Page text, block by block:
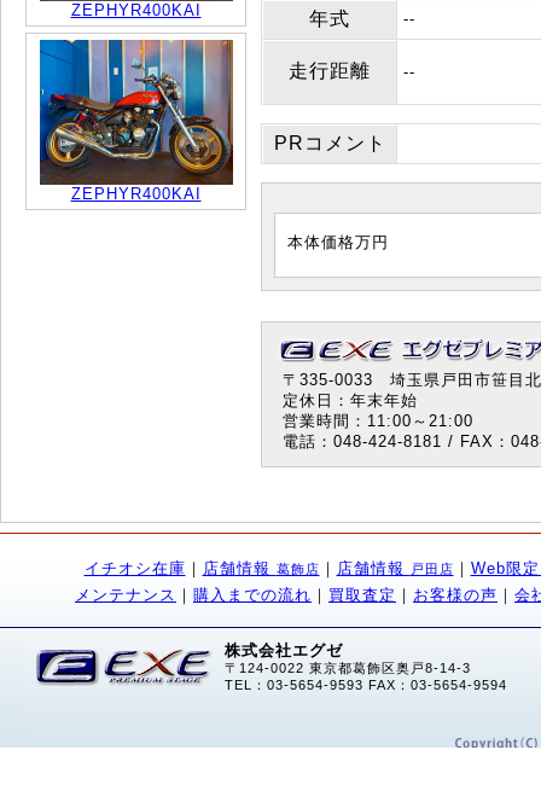
ZEPHYR400KAI
ZEPHYR400KAI
年式 --
走行距離 --
PRコメント
本体価格万円
〒335-0033 埼玉県戸田市笹目
定休日：年末年始
営業時間：11:00～21:00
電話：048-424-8181 / FAX：
イチオシ在庫 ｜ 店舗情報 葛飾店 ｜ 店舗情報 戸田店 ｜ Web限
メンテナンス ｜ 購入までの流れ ｜ 買取査定 ｜ お客様の声 ｜ 会
株式会社エグゼ
〒124-0022 東京都葛飾区奥戸8-14-3
TEL：03-5654-9593 FAX：03-5654-9594